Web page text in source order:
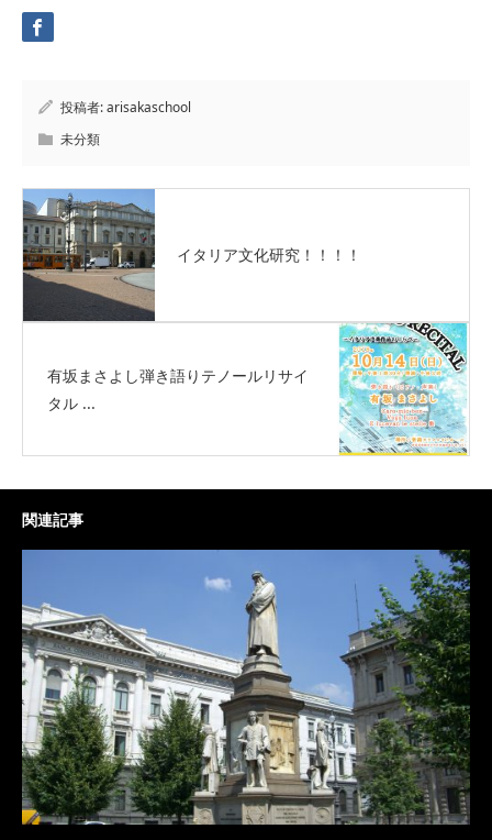
投稿者:arisakaschool
未分類
イタリア文化研究！！！！
有坂まさよし弾き語りテノールリサイ
タル ...
関連記事